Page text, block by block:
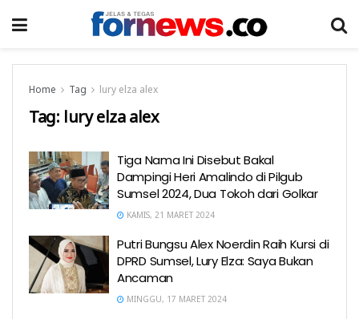
Home Tag lury elza alex
Tag: lury elza alex
Tiga Nama Ini Disebut Bakal
Dampingi Heri Amalindo di Pilgub
Sumsel 2024, Dua Tokoh dari Golkar
KAMIS, 21 MARET 2024
Putri Bungsu Alex Noerdin Raih Kursi di
DPRD Sumsel, Lury Elza: Saya Bukan
Ancaman
MINGGU, 17 MARET 2024